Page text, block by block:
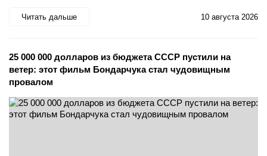
Читать дальше 10 августа 2026
25 000 000 долларов из бюджета СССР пустили на
ветер: этот фильм Бондарчука стал чудовищным
провалом